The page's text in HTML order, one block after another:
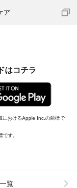
ア
はコチラ
におけるApple Inc.の商標で
す。
覧